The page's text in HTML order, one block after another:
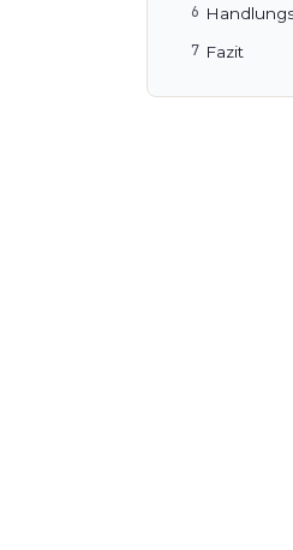
Fazit